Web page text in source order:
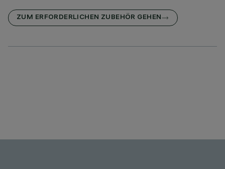
ZUM ERFORDERLICHEN ZUBEHÖR GEHEN